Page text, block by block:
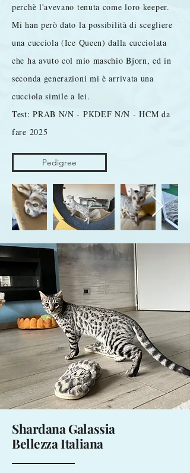
perchè l'avevano tenuta come loro keeper.
Mi han però dato la possibilità di scegliere
una cucciola (Ice Queen) dalla cucciolata
che ha avuto col mio maschio Bjorn, ed in
seconda generazioni mi è arrivata una
cucciola simile a lei.
Test: PRAB N/N - PKDEF N/N - HCM da
fare 2025
Pedigree
Shardana Galassia
Bellezza Italiana